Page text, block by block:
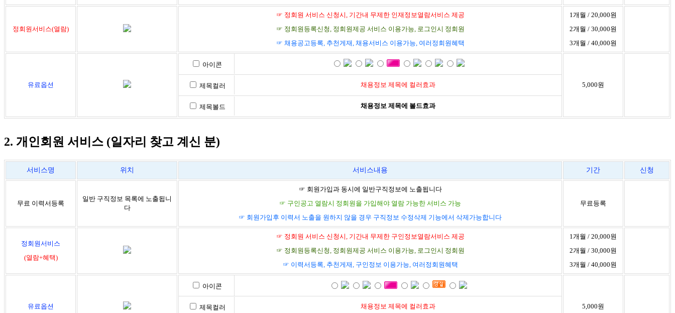
정회원서비스(열람)
☞ 정회원 서비스 신청시, 기간내 무제한 인재정보열람서비스 제공
☞ 정회원등록신청, 정회원제공 서비스 이용가능, 로그인시 정회원
☞ 채용공고등록, 추천게재, 채용서비스 이용가능, 여러정회원혜택
1개월 / 20,000원
2개월 / 30,000원
3개월 / 40,000원
유료옵션
아이콘
제목컬러 채용정보 제목에 컬러효과
제목볼드 채용정보 제목에 볼드효과
5,000원
2. 개인회원 서비스 (일자리 찾고 계신 분)
서비스명 위치 서비스내용 기간 신청
무료 이력서등록
일반 구직정보 목록에 노출됩니
다
☞ 회원가입과 동시에 일반구직정보에 노출됩니다
☞ 구인공고 열람시 정회원을 가입해야 열람 가능한 서비스 가능
☞ 회원가입후 이력서 노출을 원하지 않을 경우 구직정보 수정삭제 기능에서 삭제가능합니다
무료등록
정회원서비스
(열람+혜택)
☞ 정회원 서비스 신청시, 기간내 무제한 구인정보열람서비스 제공
☞ 정회원등록신청, 정회원제공 서비스 이용가능, 로그인시 정회원
☞ 이력서등록, 추천게재, 구인정보 이용가능, 여러정회원혜택
1개월 / 20,000원
2개월 / 30,000원
3개월 / 40,000원
유료옵션
아이콘
제목컬러 채용정보 제목에 컬러효과 5,000원